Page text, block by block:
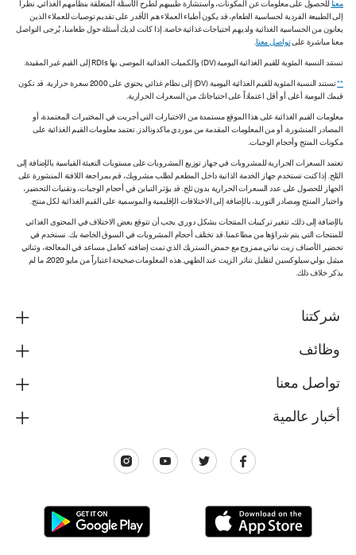
معنا للحصول على معلومات عن المكونات، واستشارة طبيبهم لطرح الأسئلة المتعلقة بنظامهم الغذائي. نظراً
إلى الطبيعة الفردية لحساسية الطعام، قد يكون أطباء العملاء هم الأقدر على تقديم توصيات للعملاء الذين
يعانون من الحساسية الغذائية ولديهم احتياجات غذائية خاصة. إذا كانت لديك أسئلة حول طعامنا، يُرجى التواصل
معنا مباشرة علىتواصل معنا.
تستند النسبة المئوية للقيم الغذائية اليومية (DV) والكميات الغذائية الموصى بها RDIs إلى القيم غير المقيدة.
**
تستند النسبة المئوية للقيم الغذائية اليومية (DV) إلى نظام غذائي يحتوي على 2000 سعرة حرارية. قد تكون
قيمك اليومية أعلى أو أقل اعتماداً على احتياجاتك من السعرات الحرارية.
معلومات القيم الغذائية على هذا الموقع مستمدة من الاختبارات التي أجريت في المختبرات المعتمدة، أو
المصادر المنشورة، أو من المعلومات المقدمة من موردي ماكدونالدز. تعتمد معلومات القيم الغذائية على
مكونات المنتج وأحجام الوجبات.
تعتمد السعرات الحرارية للمشروبات في جهاز توزيع المشروبات على مستويات التعبئة القياسية بالإضافة إلى
الثلج. إذا كنت تستخدم جهاز الخدمة الذاتية داخل المطعم لطلب مشروبك، قم بمراجعة اللافتة المنشورة على
الجهاز للحصول على عدد السعرات الحرارية بدون ثلج. قد يؤثر التباين في أحجام الوجبات، وتقنيات التحضير،
واختبار المنتج ومصادر التوريد، بالإضافة إلى الاختلافات الإقليمية والموسمية على القيم الغذائية لكل منتج.
بالإضافة إلى ذلك، تتغير تركيبات المنتجات بشكل دوري. يجب أن تتوقع بعض الاختلاف في المحتوى الغذائي
للمنتجات التي يتم شراؤها من مطاعمنا. قد تختلف أحجام المشروبات في السوق الخاصة بك. نستخدم في
تحضير الأصناف زيت نباتي ممزوج مع حمض الستريك الذي تمت إضافته كعامل مساعد في المعالجة، وثنائي
ميثيل بولي سيلوكسين لتقليل تناثر الزيت عند الطهي. هذه المعلومات صحيحة اعتباراً من مايو 2020، ما لم
يذكر خلاف ذلك.
شركتنا
وظائف
تواصل معنا
أخبار عالمية